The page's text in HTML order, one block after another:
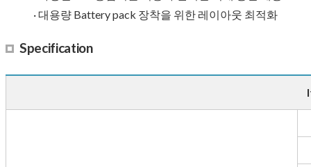
· 대용량 Battery pack 장착을 위한 레이아웃 최적화
Specification